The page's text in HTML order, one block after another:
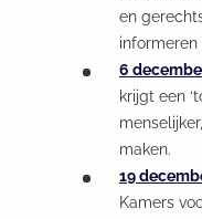
en
6
krijgt een
maken.
19
Kamers